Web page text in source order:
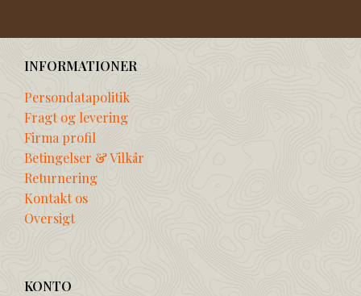
INFORMATIONER
Persondatapolitik
Fragt og levering
Firma profil
Betingelser & Vilkår
Returnering
Kontakt os
Oversigt
KONTO